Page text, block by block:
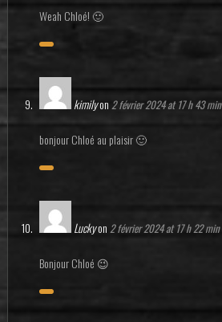
Weah Chloé! 🙂
kimilyon 2 février 2024 at 17 h 43 min
bonjour Chloé au plaisir 🙂
Luckyon 2 février 2024 at 17 h 22 min
Bonjour Chloé 😉